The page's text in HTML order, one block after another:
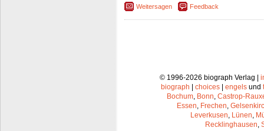
Weitersagen Feedback
© 1996-2026 biograph Verlag |
biograph | choices | engels und
Bochum Bonn Castrop-
Essen Frechen
Leverkusen Lünen
Recklinghausen